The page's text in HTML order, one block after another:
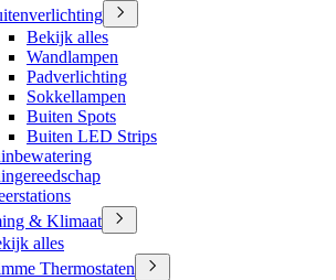
Bekijk alles
Wandlampen
Padverlichting
Sokkellampen
Buiten Spots
Buiten LED Strips
& Klimaat
alles
Thermostaten